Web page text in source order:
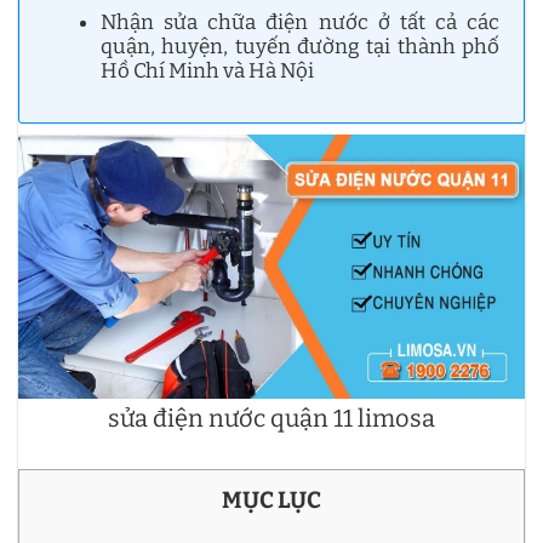
Nhận sửa chữa điện nước ở tất cả các
quận, huyện, tuyến đường tại thành phố
Hồ Chí Minh và Hà Nội
sửa điện nước quận 11 limosa
MỤC LỤC